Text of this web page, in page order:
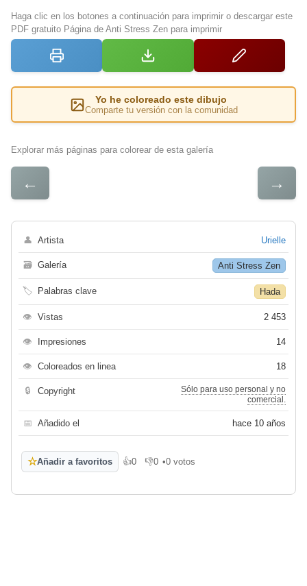
Haga clic en los botones a continuación para imprimir o descargar este
PDF gratuito Página de Anti Stress Zen para imprimir
Yo he coloreado este dibujo
Comparte tu versión con la comunidad
Explorar más páginas para colorear de esta galería
← →
👤 Artista Urielle
🗃 Galería Anti Stress Zen
🏷 Palabras clave Hada
👁 Vistas 2 453
👁 Impresiones 14
👁 Coloreados en linea 18
🔒 Copyright
Sólo para uso personal y no
comercial.
📅 Añadido el hace 10 años
☆Añadir a favoritos 👍0
Me gusta
👎0
No me gusta
•0 votos